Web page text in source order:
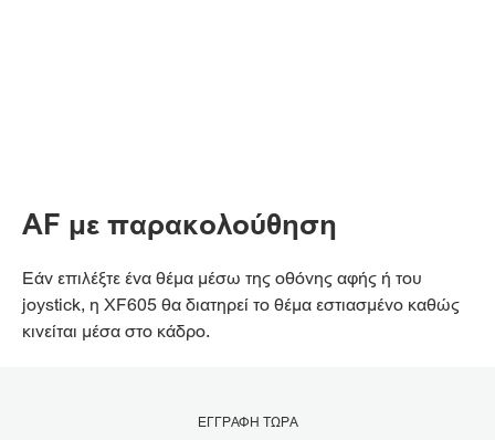
AF με παρακολούθηση
Εάν επιλέξτε ένα θέμα μέσω της οθόνης αφής ή του
joystick, η XF605 θα διατηρεί το θέμα εστιασμένο καθώς
κινείται μέσα στο κάδρο.
ΕΓΓΡΑΦΗ ΤΩΡΑ